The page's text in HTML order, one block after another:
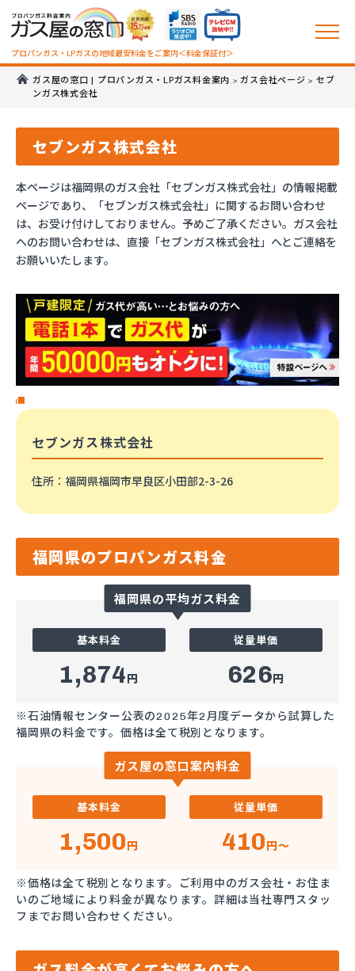
プロパンガス・LPガスの地域最安料金をご案内＜料金保証付＞
ガス屋の窓口 | プロパンガス・LPガス料金案内 >ガス会社ページ > セブ
ンガス株式会社
セブンガス株式会社
本ページは福岡県のガス会社「セブンガス株式会社」の情報掲載
ページであり、「セブンガス株式会社」に関するお問い合わせ
は、お受け付けしておりません。予めご了承ください。ガス会社
へのお問い合わせは、直接「セブンガス株式会社」へとご連絡を
お願いいたします。
セブンガス株式会社
住所 ：福岡県福岡市早良区小田部2-3-26
福岡県のプロパンガス料金
福岡県の平均ガス料金
基本料金
1,874円
従量単価
626円
※石油情報センター公表の2025年2月度データから試算した
福岡県の料金です。価格は全て税別となります。
ガス屋の窓口案内料金
基本料金
1,500円
従量単価
410円～
※価格は全て税別となります。ご利用中のガス会社・お住ま
いのご地域により料金が異なります。詳細は当社専門スタッ
フまでお問い合わせください。